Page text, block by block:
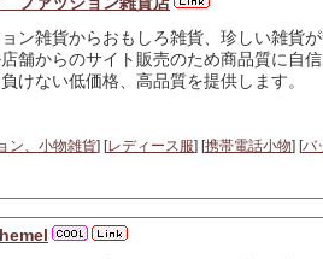
ン雑貨からおもしろ雑貨、珍しい雑貨が
舗からのサイト販売のため商品質に自信
けない低価格、高品質を提供します。
ン、小物雑貨] [レディース服] [携帯電話小物] [バ